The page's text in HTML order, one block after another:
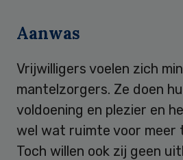
Aanwas
Vrijwilligers voelen zich
mantelzorgers. Ze doen
voldoening en plezier en
wel wat ruimte voor meer
Toch willen ook zij geen